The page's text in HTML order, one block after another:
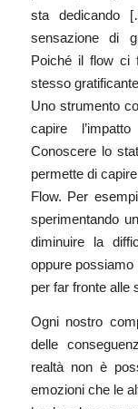
sta dedicando
sensazione di
Poiché il flow ci
stesso
Uno strumento
capire
Conoscere lo
permette di
Flow. Per
sperimentando
diminuire la
oppure
per far fronte alle
Ogni nostro
delle
realtà non è
emozioni che le